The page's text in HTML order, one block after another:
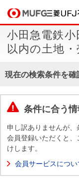
買いたい
中古
マン
売りたい
無
料
店舗案内
店舗のご
案内（首
会社情報
ごあいさ
つ
採用情報
新卒採用
情報
買いたい
売りたい
店舗案内
会社情報
採用情報
小田急電鉄
以内の土地
現在の検索条件を確
条件に合う情
申し訳ありませんが、
会員登録いただくと
けします。
会員サービスについ